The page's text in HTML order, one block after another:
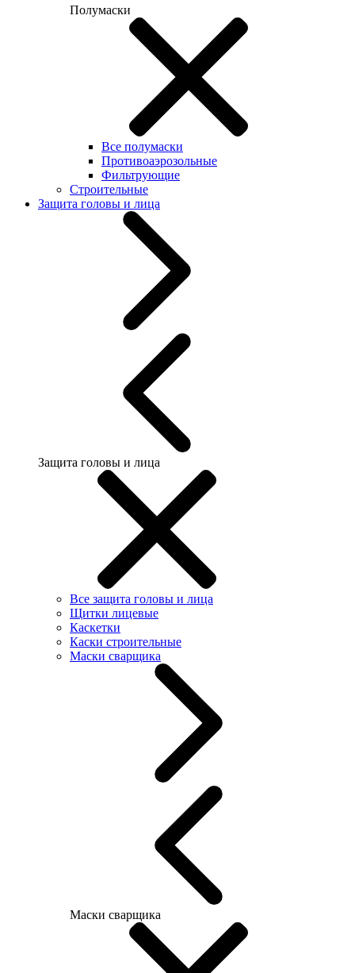
Полумаски
Все полумаски
Противоаэрозольные
Фильтрующие
Строительные
Защита головы и лица
Защита головы и лица
Все защита головы и лица
Щитки лицевые
Каскетки
Каски строительные
Маски сварщика
Маски сварщика